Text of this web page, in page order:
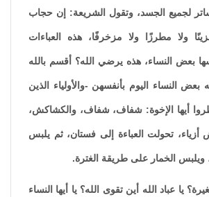
لجميع الجسد، وتقول الشريعة: إن حجاب
ولا مطرزًا ولا مزخرفًا، هذه العباءات
بعض النساء، هذه يرضي الله؟ أقسم بالله
بعض النساء اليوم بأنفسهن -والأولياء الذين
أيها الإخوة: شفاف، شفاف، والكشاكش،
أزياء، تحولت العباءة إلى فستان، ثم يلبس
الخمار على طريقة الغترة.
يا عباد الله أين تقوى الله؟ يا أيها النساء